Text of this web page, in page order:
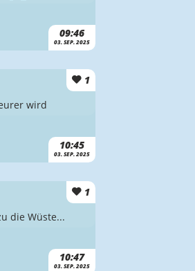
09:46
03. SEP. 2025
1
10:45
03. SEP. 2025
wird
1
10:47
03. SEP. 2025
die Wüste...